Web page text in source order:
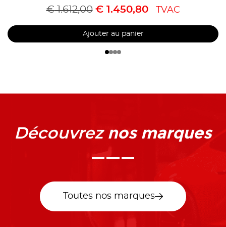
€1.612,00 €1.450,80 TVAC
Ajouter au panier
Découvrez nos marques
Toutes nos marques